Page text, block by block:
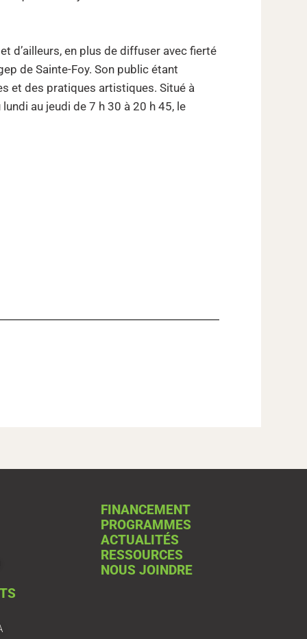
d’ailleurs, en plus de diffuser avec fierté
de Sainte-Foy. Son public étant
et des pratiques artistiques. Situé à
au jeudi de 7 h 30 à 20 h 45, le
FINANCEMENT
PROGRAMMES
ACTUALITÉS
RESSOURCES
NOUS JOINDRE